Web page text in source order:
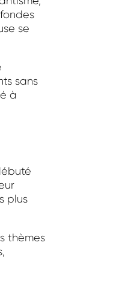
se
sans
à
plus
thèmes